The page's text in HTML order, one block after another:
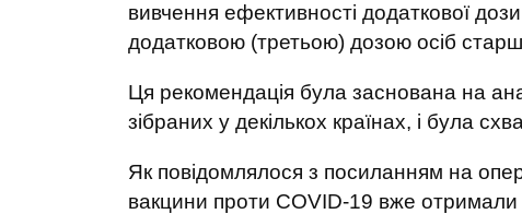
вивчення ефективності додаткової
додатковою (третьою) дозою осіб
Ця рекомендація була заснована на
зібраних у декількох країнах, і була
Як повідомлялося з посиланням на
вакцини проти COVID-19 вже отримали